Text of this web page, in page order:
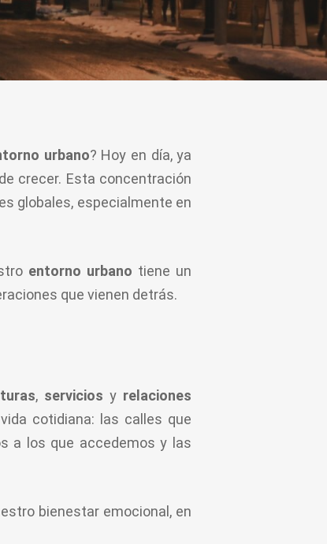
urbano? Hoy en día, ya
crecer. Esta concentración
globales, especialmente en
entorno urbano tiene un
que vienen detrás.
, servicios y relaciones
cotidiana: las calles que
a los que accedemos y las
bienestar emocional, en